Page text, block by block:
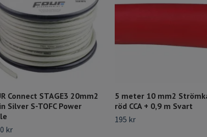
Connect STAGE3 20mm2
Silver S-TOFC Power
kr
5 meter 10 mm2
röd CCA + 0,9 m Svart
195 kr